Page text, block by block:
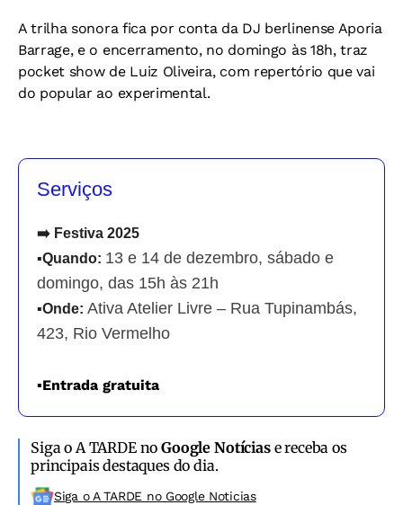
A trilha sonora fica por conta da DJ berlinense Aporia
Barrage, e o encerramento, no domingo às 18h, traz
pocket show de Luiz Oliveira, com repertório que vai
do popular ao experimental.
Serviços
➡️ Festiva 2025
▪️Quando: 13 e 14 de dezembro, sábado e
domingo, das 15h às 21h
▪️Onde: Ativa Atelier Livre – Rua Tupinambás,
423, Rio Vermelho
▪️Entrada gratuita
Siga o A TARDE noGoogle Notíciase receba os
principais destaques do dia.
Siga o A TARDE no Google Noticias